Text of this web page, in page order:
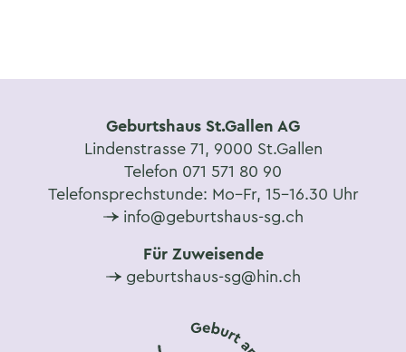
Geburtshaus St.Gallen AG
Lindenstrasse 71, 9000 St.Gallen
Telefon 071 571 80 90
Telefonsprechstunde: Mo–Fr, 15–16.30 Uhr
info@geburtshaus-sg.ch
Für Zuweisende
geburtshaus-sg@hin.ch